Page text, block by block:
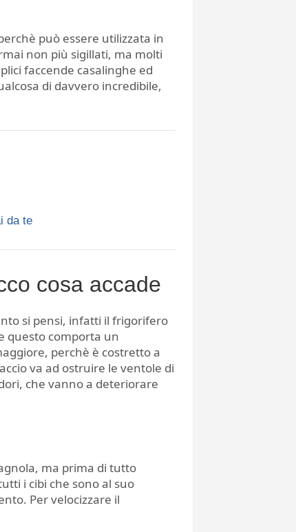
può essere utilizzata in
non più sigillati, ma molti
faccende casalinghe ed
di davvero incredibile,
da te
cosa accade
si pensi, infatti il frigorifero
questo comporta un
perchè è costretto a
va ad ostruire le ventole di
che vanno a deteriorare
ma prima di tutto
i cibi che sono al suo
Per velocizzare il